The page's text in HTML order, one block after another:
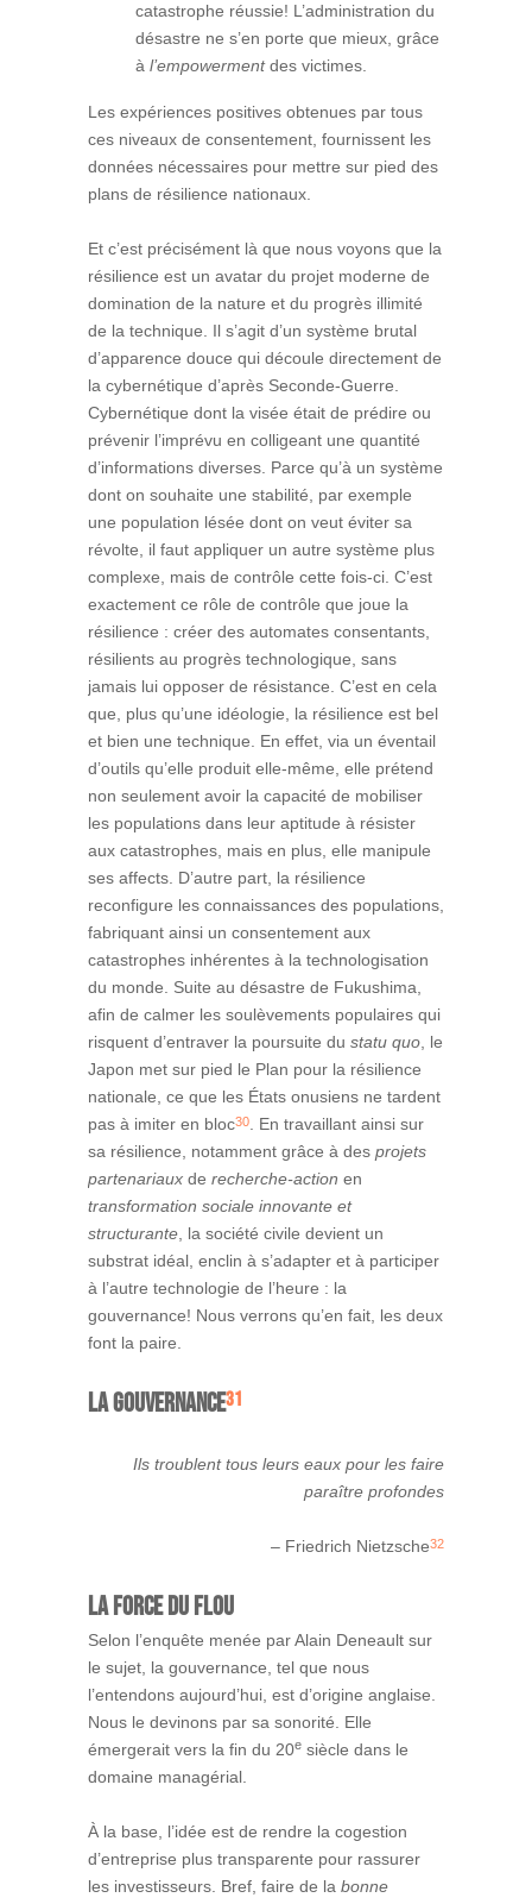
catastrophe réussie! L’administration du
désastre ne s’en porte que mieux, grâce
à l’empowermentdes victimes.
Les expériences positives obtenues par tous
ces niveaux de consentement, fournissent les
données nécessaires pour mettre sur pied des
plans de résilience nationaux.
Et c’est précisément là que nous voyons que la
résilience est un avatar du projet moderne de
domination de la nature et du progrès illimité
de la technique. Il s’agit d’un système brutal
d’apparence douce qui découle directement de
la cybernétique d’après Seconde-Guerre.
Cybernétique dont la visée était de prédire ou
prévenir l’imprévu en colligeant une quantité
d’informations diverses. Parce qu’à un système
dont on souhaite une stabilité, par exemple
une population lésée dont on veut éviter sa
révolte, il faut appliquer un autre système plus
complexe, mais de contrôle cette fois-ci. C’est
exactement ce rôle de contrôle que joue la
résilience : créer des automates consentants,
résilients au progrès technologique, sans
jamais lui opposer de résistance. C’est en cela
que, plus qu’une idéologie, la résilience est bel
et bien une technique. En effet, via un éventail
d’outils qu’elle produit elle-même, elle prétend
non seulement avoir la capacité de mobiliser
les populations dans leur aptitude à résister
aux catastrophes, mais en plus, elle manipule
ses affects. D’autre part, la résilience
reconfigure les connaissances des populations,
fabriquant ainsi un consentement aux
catastrophes inhérentes à la technologisation
du monde. Suite au désastre de Fukushima,
afin de calmer les soulèvements populaires qui
risquent d’entraver la poursuite du statu quo , le
Japon met sur pied le Plan pour la résilience
nationale, ce que les États onusiens ne tardent
pas à imiter en bloc30
. En travaillant ainsi sur
sa résilience, notamment grâce à des projets
partenariaux de recherche-action en
transformation sociale innovante et
structurante , la société civile devient un
substrat idéal, enclin à s’adapter et à participer
à l’autre technologie de l’heure : la
gouvernance! Nous verrons qu’en fait, les deux
font la paire.
LA GOUVERNANCE31
Ils troublent tous leurs eaux pour les faire
paraître profondes
– Friedrich Nietzsche32
La force du flou
Selon l’enquête menée par Alain Deneault sur
le sujet, la gouvernance, tel que nous
l’entendons aujourd’hui, est d’origine anglaise.
Nous le devinons par sa sonorité. Elle
émergerait vers la fin du 20e siècle dans le
domaine managérial.
À la base, l’idée est de rendre la cogestion
d’entreprise plus transparente pour rassurer
les investisseurs. Bref, faire de la bonne